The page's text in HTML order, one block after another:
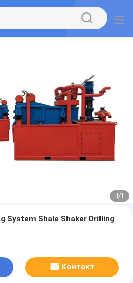
1/1
System Shale Shaker Drilling
Контакт